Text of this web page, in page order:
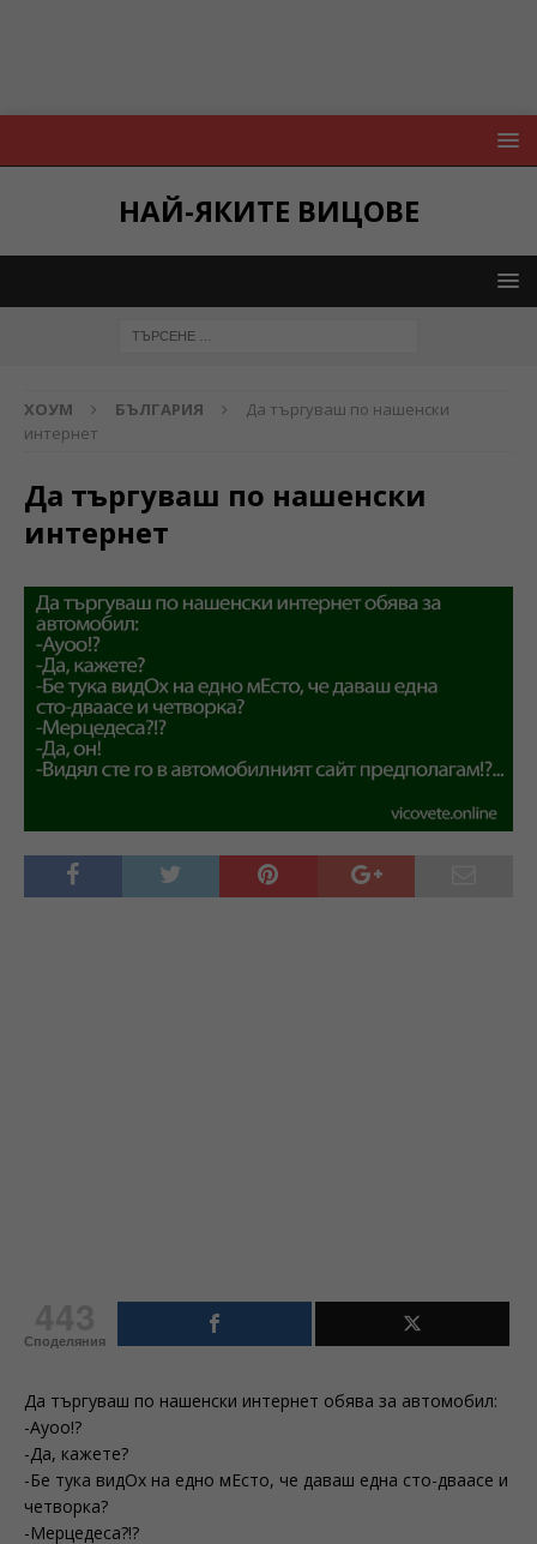
НАЙ-ЯКИТЕ ВИЦОВЕ
ХОУМ БЪЛГАРИЯ
Да търгуваш по нашенски
интернет
Да търгуваш по нашенски
интернет
Споделяния
Да търгуваш по нашенски интернет обява за автомобил:
-Ауоо!?
-Да, кажете?
-Бе тука видОх на едно мЕсто, че даваш една сто-дваасе и
четворка?
-Мерцедеса?!?